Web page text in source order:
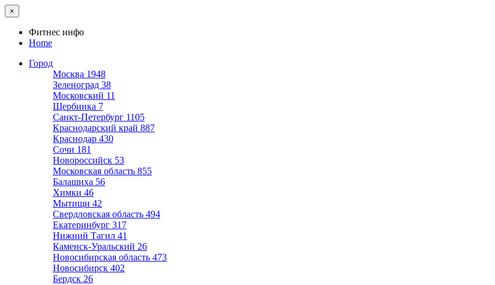
×
Фитнес инфо
Home
Город
Москва 1948
Зеленоград 38
Московский 11
Щербинка 7
Санкт-Петербург 1105
Краснодарский край 887
Краснодар 430
Сочи 181
Новороссийск 53
Московская область 855
Балашиха 56
Химки 46
Мытищи 42
Свердловская область 494
Екатеринбург 317
Нижний Тагил 41
Каменск-Уральский 26
Новосибирская область 473
Новосибирск 402
Бердск 26